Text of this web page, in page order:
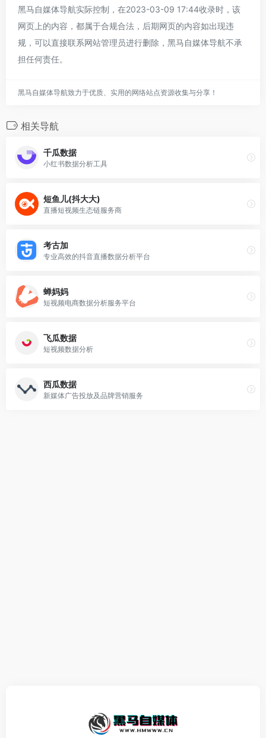
黑马自媒体导航实际控制，在2023-03-09 17:44收录时，该
网页上的内容，都属于合规合法，后期网页的内容如出现违
规，可以直接联系网站管理员进行删除，黑马自媒体导航不承
担任何责任。
黑马自媒体导航致力于优质、实用的网络站点资源收集与分享！
相关导航
千瓜数据
小红书数据分析工具
短鱼儿(抖大大)
直播短视频生态链服务商
考古加
专业高效的抖音直播数据分析平台
蝉妈妈
短视频电商数据分析服务平台
飞瓜数据
短视频数据分析
西瓜数据
新媒体广告投放及品牌营销服务